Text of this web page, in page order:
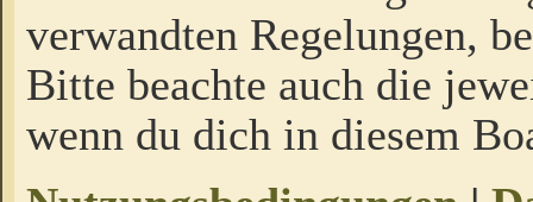
verwandten Regelungen,
Bitte beachte auch die
wenn du dich in diesem